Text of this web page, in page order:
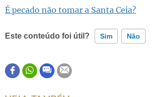
É pecado não tomar a Santa Ceia?
Este conteúdo foi útil? Sim Não
Este conteúdo contém informação incorreta